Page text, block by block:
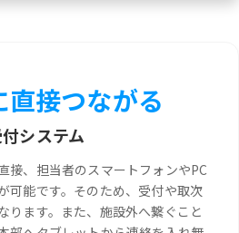
直接つながる
システム
接、担当者のスマートフォンやPC
可能です。そのため、受付や取次
ります。また、施設外へ繋ぐこと